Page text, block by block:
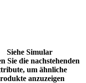
Siehe Simular
Sie die nachstehenden
um ähnliche
anzuzeigen